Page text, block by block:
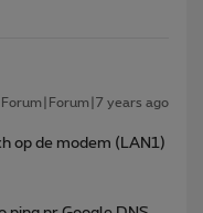
Forum|Forum|7 years ago
op de modem (LAN1)